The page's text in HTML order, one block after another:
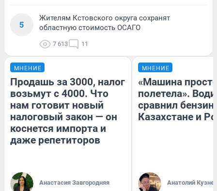
5
Жителям Кстовского округа сохранят
областную стоимость ОСАГО
7 613 11
МНЕНИЕ
Продашь за 3000, налог
возьмут с 4000. Что
нам готовит новый
налоговый закон — он
коснется импорта и
даже репетиторов
Анастасия Завгородняя
МНЕНИЕ
«Машина
полетела».
сравнил бензин
Казахстане и
Анатолий